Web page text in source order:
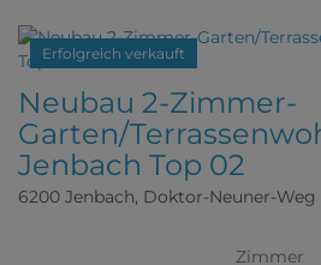
Erfolgreich verkauft
Neubau 2-Zimmer-
Garten/
Jenbach Top 02
6200 Jenbach, Doktor-Neuner-Weg
Zimmer